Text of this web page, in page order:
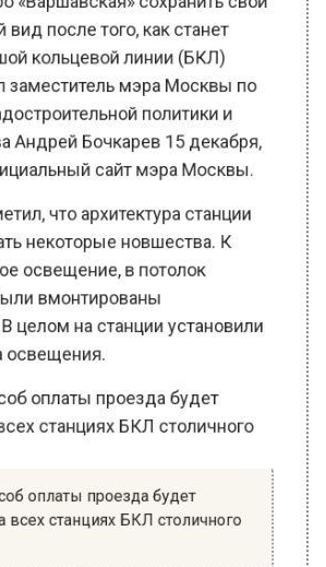
заместитель мэра Москвы по
политики и
Андрей Бочкарев 15 декабря,
сайт мэра Москвы.
что архитектура станции
некоторые новшества. К
освещение, в потолок
вмонтированы
целом на станции установили
освещения.
всех станциях БКЛ столичного